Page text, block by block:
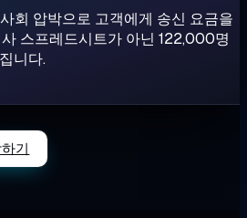
회 압박으로 고객에게 송신 요금을
스프레드시트가 아닌 122,000명
니다.
기